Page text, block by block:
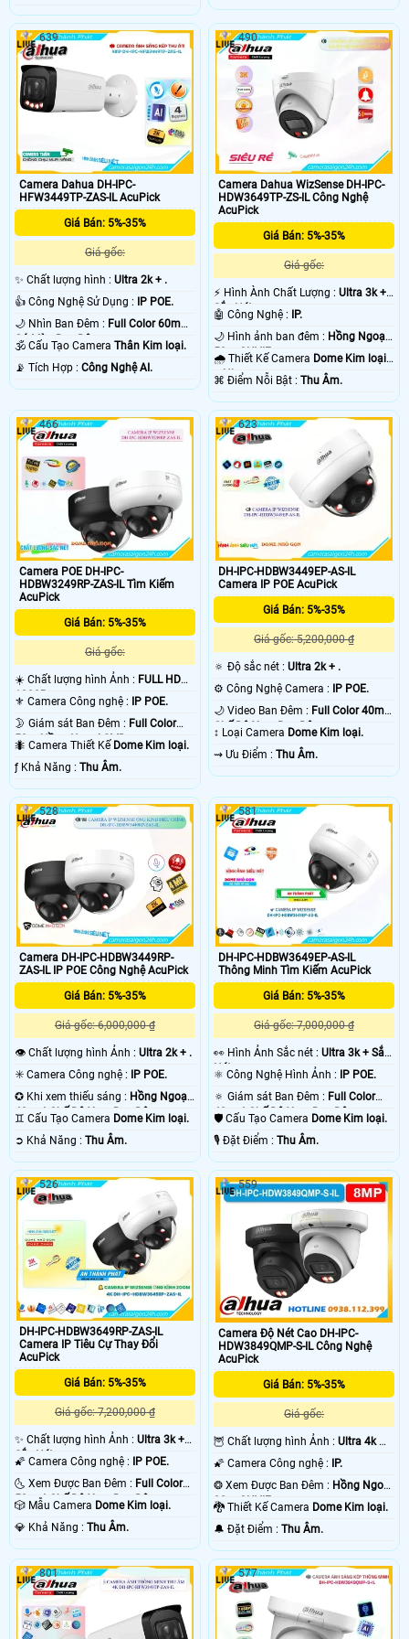
Camera Dahua DH-IPC-
HFW3449TP-ZAS-IL AcuPick
Giá Bán: 5%-35%
Giá gốc:
✨ Chất lượng hình : Ultra 2k + .
👍 Công Nghệ Sử Dụng :
IP POE.
🌙 Nhìn Ban Đêm : Full Color 60m
Có Màu Ban Ðêm.
🕉️ Cấu Tạo Camera Thân Kim loại.
️📡 Tích Hợp : Công Nghệ AI.
639
Camera Dahua WizSense DH-IPC-
HDW3649TP-ZS-IL Công Nghệ
AcuPick
Giá Bán: 5%-35%
Giá gốc:
️⚡ Hình Ành Chất Lượng :Ultra 3k +
Sắc Nét .
🤖️ Công Nghệ :
IP.
🌙 Hình ảnh ban đêm : Hồng Ngoại
50m ONVIF.
🌧️ Thiết Kế Camera Dome Kim loại
+ Nhựa.
️⌘ Điểm Nỗi Bật :Thu Âm.
490
Camera POE DH-IPC-
HDBW3249RP-ZAS-IL Tìm Kiếm
AcuPick
Giá Bán: 5%-35%
Giá gốc:
☀️ Chất lượng hình Ảnh : FULL HD
1080P .
⚜️ Camera Công nghệ : IP POE.
🌛 Giám sát Ban Đêm : Full Color
50m Hồng Ngoại SMD.
🐜 Camera Thiết Kế Dome Kim loại.
️ƒ Khả Năng : Thu Âm.
466
DH-IPC-HDBW3449EP-AS-IL
Camera IP POE AcuPick
Giá Bán: 5%-35%
Giá gốc: 5,200,000 ₫
🔅 Độ sắc nét :Ultra 2k + .
⚙ Công Nghệ Camera : IP POE.
🌙 Video Ban Đêm : Full Color 40m 4
Chế Độ Xem Ban Đêm.
↕️ Loại Camera Dome Kim loại.
️⇝ Ưu Điểm :Thu Âm.
623
Camera DH-IPC-HDBW3449RP-
ZAS-IL IP POE Công Nghệ AcuPick
Giá Bán: 5%-35%
Giá gốc: 6,000,000 ₫
👁 Chất lượng hình Ảnh : Ultra 2k + .
✳️ Camera Công nghệ :
IP POE.
✪ Khi xem thiếu sáng : Hồng Ngoại
40m 4 Chế Độ Xem Ban Đêm.
♊ Cấu Tạo Camera Dome Kim loại.
️➲ Khả Năng : Thu Âm.
528
DH-IPC-HDBW3649EP-AS-IL
Thông Minh Tìm Kiếm AcuPick
Giá Bán: 5%-35%
Giá gốc: 7,000,000 ₫
️👀 Hình Ảnh Sắc nét :Ultra 3k + Sắc
Nét .
⚛️ Công Nghệ Hình Ảnh :
IP POE.
🔅 Giám sát Ban Đêm : Full Color
40m 4 Chế Độ Xem Ban Đêm.
🛡 Cấu Tạo Camera Dome Kim loại.
️🎙 Đặt Điểm :Thu Âm.
581
DH-IPC-HDBW3649RP-ZAS-IL
Camera IP Tiêu Cự Thay Đổi
AcuPick
Giá Bán: 5%-35%
Giá gốc: 7,200,000 ₫
✨ Chất lượng hình Ảnh : Ultra 3k +
Sắc Nét .
🌠 Camera Công nghệ :
IP POE.
🌜 Xem Được Ban Đêm : Full Color
50m 4 Chế Độ Xem Ban Đêm.
🎲 Mẫu Camera Dome Kim loại.
️💎 Khả Năng : Thu Âm.
526
Camera Độ Nét Cao DH-IPC-
HDW3849QMP-S-IL Công Nghệ
AcuPick
Giá Bán: 5%-35%
Giá gốc:
🦉 Chất lượng hình Ảnh :Ultra 4k 👍🏾
🌠 Camera Công nghệ : IP.
❂ Xem Được Ban Đêm : Hồng Ngoại
30m ONVIF.
🐉️ Thiết Kế Camera Dome Kim loại.
️🔔 Đặt Điểm :Thu Âm.
559
801 577